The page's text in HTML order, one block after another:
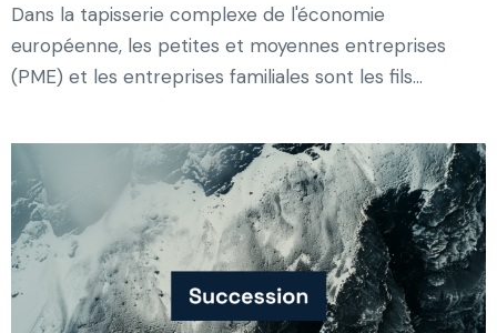
Dans la tapisserie complexe de l'économie
européenne, les petites et moyennes entreprises
(PME) et les entreprises familiales sont les fils...